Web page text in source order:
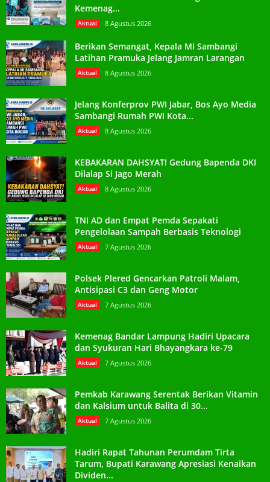
Kemenag...
Aktual 8 Agustus 2026
Berikan Semangat, Kepala MI Sambangi
Latihan Pramuka Jelang Jamran Larangan
Aktual 8 Agustus 2026
Jelang Konferprov PWI Jabar, Bos Ayo Media
Sambangi Rumah PWI Kota...
Aktual 8 Agustus 2026
KEBAKARAN DAHSYAT! Gedung Bapenda DKI
Dilalap Si Jago Merah
Aktual 8 Agustus 2026
TNI AD dan Empat Pemda Sepakati
Pengelolaan Sampah Berbasis Teknologi
Aktual 7 Agustus 2026
Polsek Plered Gencarkan Patroli Malam,
Antisipasi C3 dan Geng Motor
Aktual 7 Agustus 2026
Kemenag Bandar Lampung Hadiri Upacara
dan Syukuran Hari Bhayangkara ke-79
Aktual 7 Agustus 2026
Pemkab Karawang Serentak Berikan Vitamin
dan Kalsium untuk Balita di 30...
Aktual 7 Agustus 2026
Hadiri Rapat Tahunan Perumdam Tirta
Tarum, Bupati Karawang Apresiasi Kenaikan
Dividen...